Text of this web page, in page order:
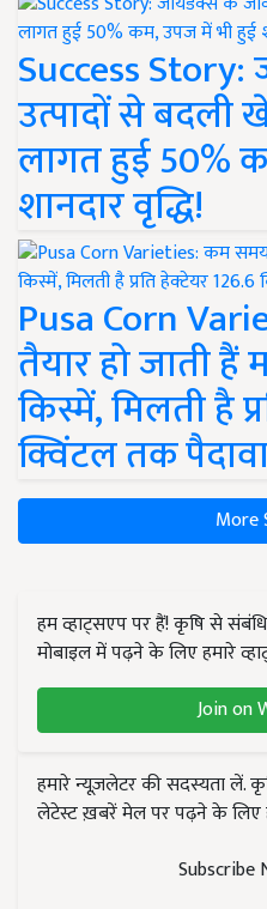
Success
उत्पादों से बदली
लागत हुई 50%
शानदार वृद्धि!
Pusa Corn
तैयार हो जाती हैं
किस्में, मिलती है
क्विंटल तक
More
हम व्हाट्सएप पर हैं! कृषि से
मोबाइल में पढ़ने के लिए हमारे
Join on
हमारे न्यूज़लेटर की सदस्यता लें.
लेटेस्ट ख़बरें मेल पर पढ़ने के लिए
Subscribe